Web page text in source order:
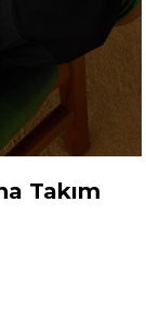
Takım